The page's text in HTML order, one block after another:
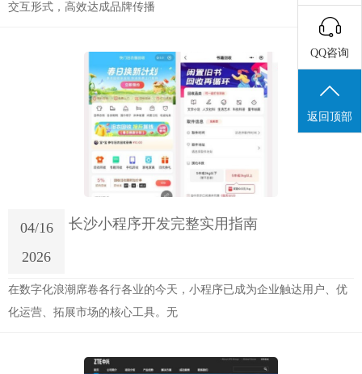
交互形式，高效达成品牌传播
04/16
2026
长沙小程序开发完整实用指南
在数字化浪潮席卷各行各业的今天，小程序已成为企业触达用户、优
化运营、拓展市场的核心工具。无
QQ咨询
返回顶部